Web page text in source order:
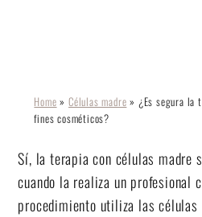
Home » Células madre » ¿Es segura la
fines cosméticos?
Sí, la terapia con células madre
cuando la realiza un profesional
procedimiento utiliza las